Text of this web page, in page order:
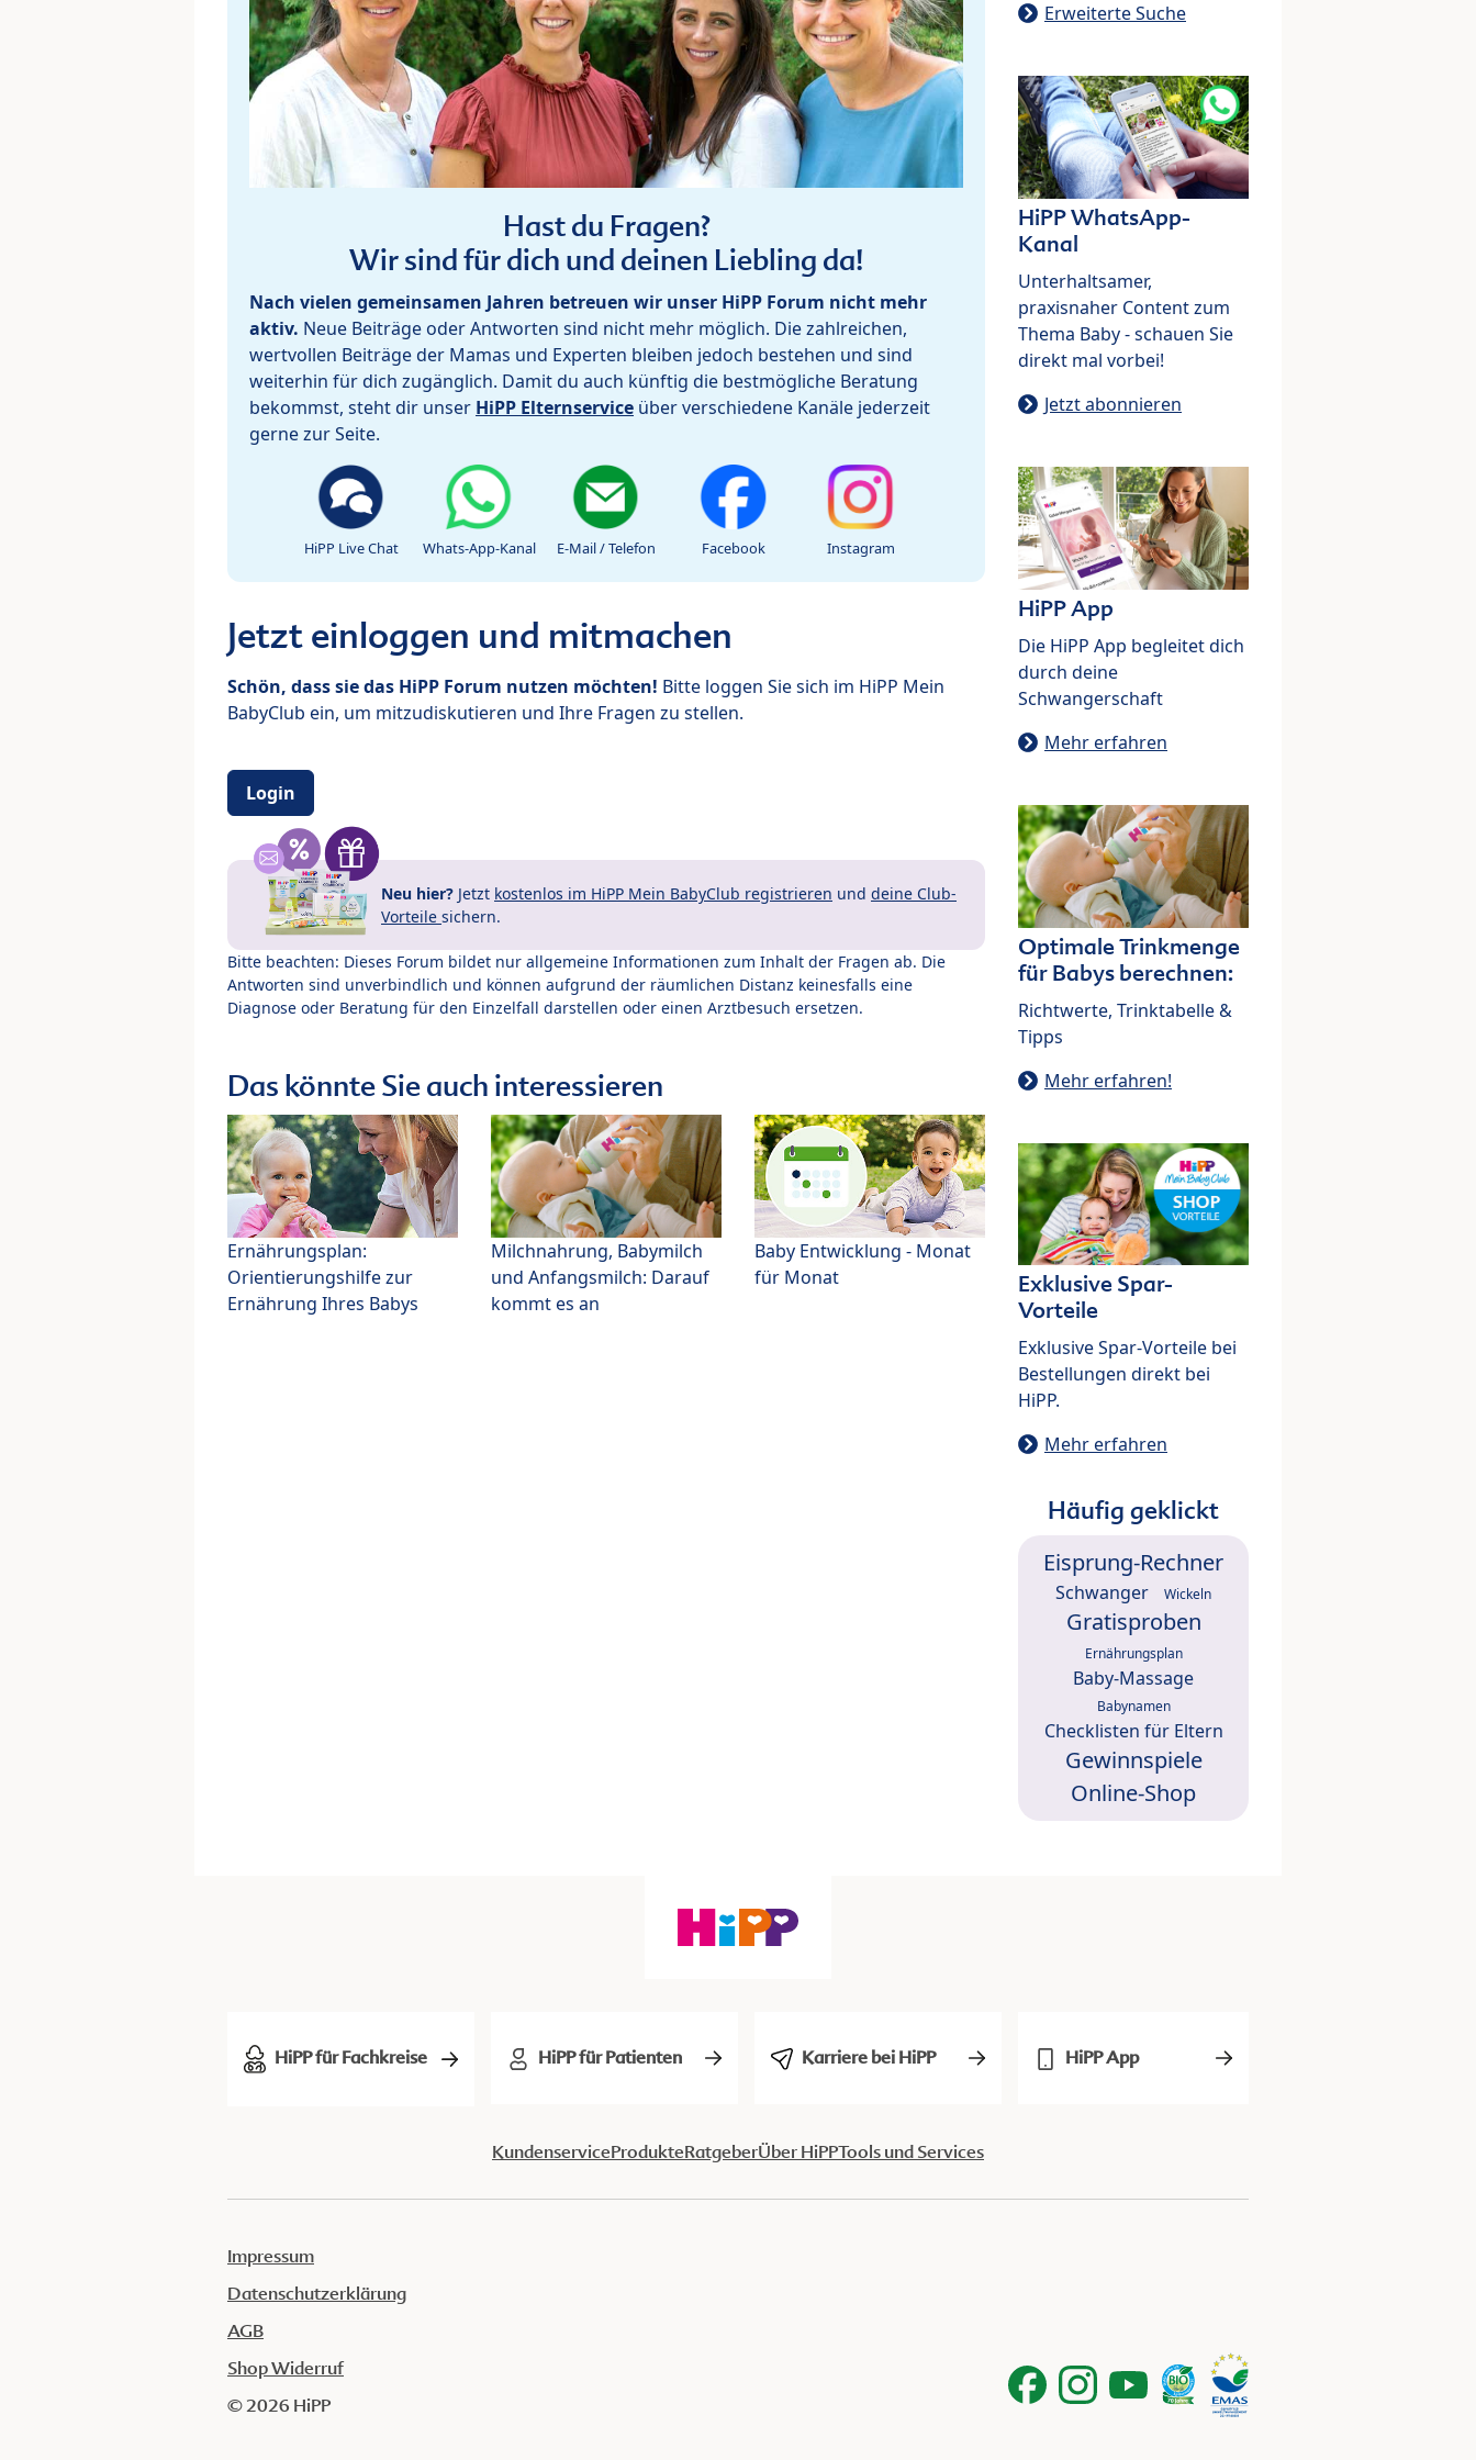
Hast du Fragen?
Wir sind für dich und deinen Liebling da!
Nach vielen gemeinsamen Jahren betreuen wir unser HiPP Forum nicht mehr
aktiv. Neue Beiträge oder Antworten sind nicht mehr möglich. Die zahlreichen,
wertvollen Beiträge der Mamas und Experten bleiben jedoch bestehen und sind
weiterhin für dich zugänglich. Damit du auch künftig die bestmögliche Beratung
bekommst, steht dir unser HiPP Elternservice über verschiedene Kanäle jederzeit
gerne zur Seite.
HiPP Live Chat Whats-App-Kanal E-Mail / Telefon Facebook Instagram
Jetzt einloggen und mitmachen
Schön, dass sie das HiPP Forum nutzen möchten! Bitte loggen Sie sich im HiPP Mein
BabyClub ein, um mitzudiskutieren und Ihre Fragen zu stellen.
Login
Neu hier? Jetzt kostenlos im HiPP Mein BabyClub registrieren und deine Club-
Vorteile sichern.
Bitte beachten: Dieses Forum bildet nur allgemeine Informationen zum Inhalt der Fragen ab. Die
Antworten sind unverbindlich und können aufgrund der räumlichen Distanz keinesfalls eine
Diagnose oder Beratung für den Einzelfall darstellen oder einen Arztbesuch ersetzen.
Das könnte Sie auch interessieren
Ernährungsplan:
Orientierungshilfe zur
Ernährung Ihres Babys
Milchnahrung, Babymilch
und Anfangsmilch: Darauf
kommt es an
Baby Entwicklung - Monat
für Monat
Erweiterte Suche
HiPP WhatsApp-
Kanal
Unterhaltsamer,
praxisnaher Content zum
Thema Baby - schauen Sie
direkt mal vorbei!
Jetzt abonnieren
HiPP App
Die HiPP App begleitet dich
durch deine
Schwangerschaft
Mehr erfahren
Optimale Trinkmenge
für Babys berechnen:
Richtwerte, Trinktabelle &
Tipps
Mehr erfahren!
Exklusive Spar-
Vorteile
Exklusive Spar-Vorteile bei
Bestellungen direkt bei
HiPP.
Mehr erfahren
Häufig geklickt
Eisprung-Rechner
Schwanger Wickeln
Gratisproben
Ernährungsplan
Baby-Massage
Babynamen
Checklisten für Eltern
Gewinnspiele
Online-Shop
HiPP für Fachkreise HiPP für Patienten Karriere bei HiPP HiPP App
KundenserviceProdukteRatgeberÜber HiPPTools und Services
Impressum
Datenschutzerklärung
AGB
Shop Widerruf
© 2026 HiPP